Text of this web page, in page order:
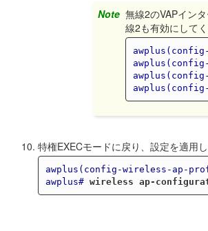
Note 無線2のVAPイン
線2も有効にしてく
特権EXECモードに戻り、設定を適用し
awplus(config-wireless-ap-
awplus# wireless ap-